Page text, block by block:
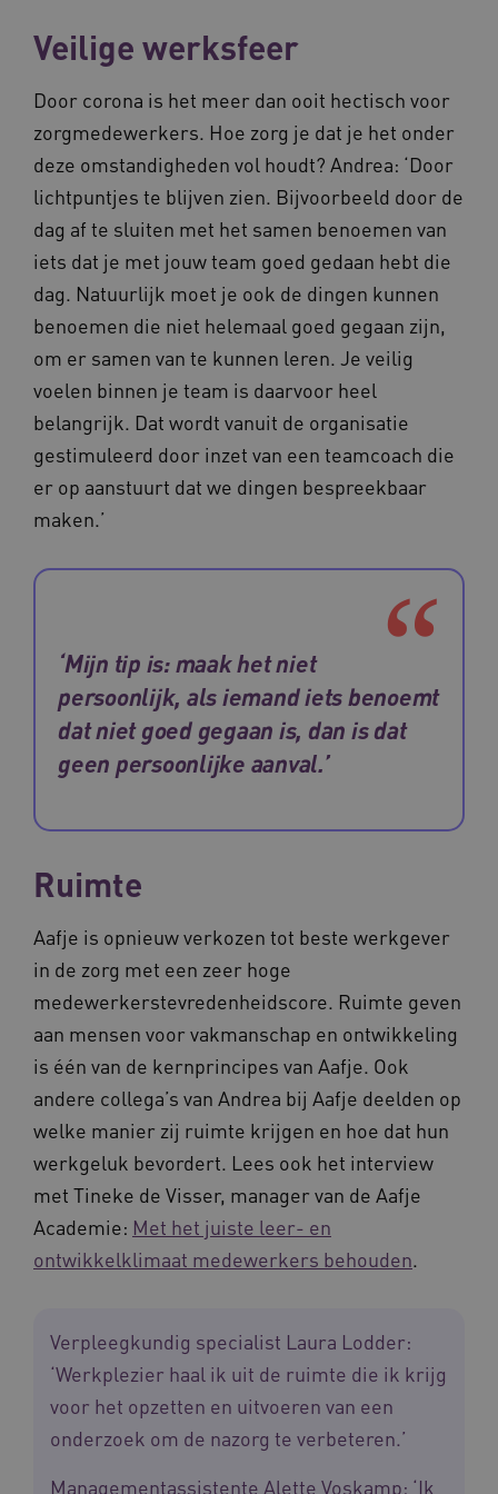
Veilige werksfeer
Door corona is het meer dan ooit hectisch voor
zorgmedewerkers. Hoe zorg je dat je het onder
deze omstandigheden vol houdt? Andrea: ‘Door
lichtpuntjes te blijven zien. Bijvoorbeeld door de
dag af te sluiten met het samen benoemen van
iets dat je met jouw team goed gedaan hebt die
dag. Natuurlijk moet je ook de dingen kunnen
benoemen die niet helemaal goed gegaan zijn,
om er samen van te kunnen leren. Je veilig
voelen binnen je team is daarvoor heel
belangrijk. Dat wordt vanuit de organisatie
gestimuleerd door inzet van een teamcoach die
er op aanstuurt dat we dingen bespreekbaar
maken.’
‘Mijn tip is: maak het niet
persoonlijk, als iemand iets benoemt
dat niet goed gegaan is, dan is dat
geen persoonlijke aanval.’
Ruimte
Aafje is opnieuw verkozen tot beste werkgever
in de zorg met een zeer hoge
medewerkerstevredenheidscore. Ruimte geven
aan mensen voor vakmanschap en ontwikkeling
is één van de kernprincipes van Aafje. Ook
andere collega’s van Andrea bij Aafje deelden op
welke manier zij ruimte krijgen en hoe dat hun
werkgeluk bevordert. Lees ook het interview
met Tineke de Visser, manager van de Aafje
Academie: Met het juiste leer- en
ontwikkelklimaat medewerkers behouden.
Verpleegkundig specialist Laura Lodder:
‘Werkplezier haal ik uit de ruimte die ik krijg
voor het opzetten en uitvoeren van een
onderzoek om de nazorg te verbeteren.’
Managementassistente Alette Voskamp: ‘Ik
BCSessionID
__Secure-ROLLOUT_TOKEN .youtube.com
ARRAffinity
Microsoft Corporation
.waardigheidentrots.nl
CookieScriptConsent
CookieScript
AWSALBCORS
m906.waardigheidentrots.nl
VISITOR_PRIVACY_METADATA
ARRAffinitySameSite
Microsoft Corporation
.waardigheidentrots.nl
AWSALBCORS
Amazon.com Inc.
__Secure-YNID .youtube.com
FPLC .waardigheidentrots.nl